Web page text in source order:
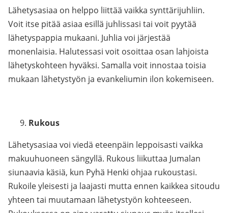
Lähetysasiaa on helppo liittää vaikka synttärijuhliin.
Voit itse pitää asiaa esillä juhlissasi tai voit pyytää
lähetyspappia mukaani. Juhlia voi järjestää
monenlaisia. Halutessasi voit osoittaa osan lahjoista
lähetyskohteen hyväksi. Samalla voit innostaa toisia
mukaan lähetystyön ja evankeliumin ilon kokemiseen.
Rukous
Lähetysasiaa voi viedä eteenpäin leppoisasti vaikka
makuuhuoneen sängyllä. Rukous liikuttaa Jumalan
siunaavia käsiä, kun Pyhä Henki ohjaa rukoustasi.
Rukoile yleisesti ja laajasti mutta ennen kaikkea sitoudu
yhteen tai muutamaan lähetystyön kohteeseen.